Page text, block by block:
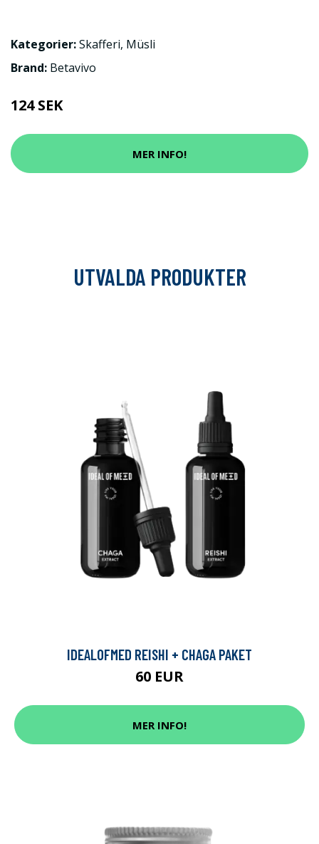
Kategorier:Skafferi, Müsli
Brand: Betavivo
124 SEK
MER INFO!
UTVALDA PRODUKTER
IDEALOFMED REISHI + CHAGA PAKET
60 EUR
MER INFO!